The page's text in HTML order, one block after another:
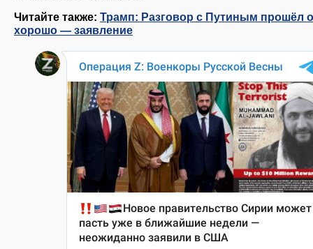
Читайте также: Трамп: Разговор с Путиным прошёл
хорошо — заявление